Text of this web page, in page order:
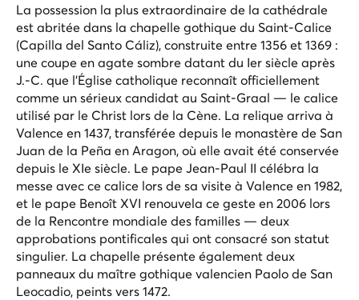
La possession la plus extraordinaire de la cathédrale
est abritée dans la chapelle gothique du Saint-Calice
(Capilla del Santo Cáliz), construite entre 1356 et 1369 :
une coupe en agate sombre datant du Ier siècle après
J.-C. que l'Église catholique reconnaît officiellement
comme un sérieux candidat au Saint-Graal — le calice
utilisé par le Christ lors de la Cène. La relique arriva à
Valence en 1437, transférée depuis le monastère de San
Juan de la Peña en Aragon, où elle avait été conservée
depuis le XIe siècle. Le pape Jean-Paul II célébra la
messe avec ce calice lors de sa visite à Valence en 1982,
et le pape Benoît XVI renouvela ce geste en 2006 lors
de la Rencontre mondiale des familles — deux
approbations pontificales qui ont consacré son statut
singulier. La chapelle présente également deux
panneaux du maître gothique valencien Paolo de San
Leocadio, peints vers 1472.